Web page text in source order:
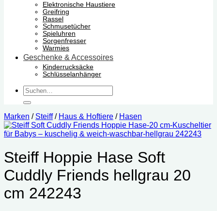
Elektronische Haustiere
Greifring
Rassel
Schmusetücher
Spieluhren
Sorgenfresser
Warmies
Geschenke & Accessoires
Kinderrucksäcke
Schlüsselanhänger
Suchen
nach:
Marken / Steiff / Haus & Hoftiere / Hasen
Steiff Hoppie Hase Soft
Cuddly Friends hellgrau 20
cm 242243